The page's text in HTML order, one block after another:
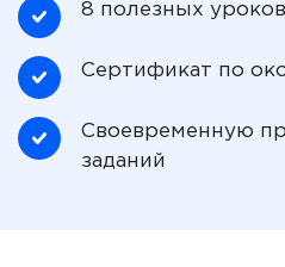
8 полезных уроков
Сертификат по
Своевременную
заданий